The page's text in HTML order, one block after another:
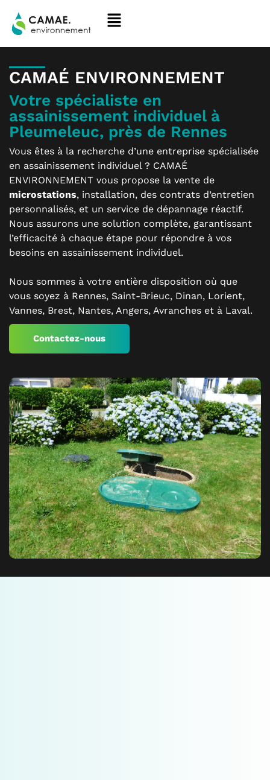
CAMAÉ ENVIRONNEMENT
Votre spécialiste en
assainissement individuel à
Pleumeleuc, près de Rennes
Vous êtes à la recherche d’une entreprise spécialisée
en assainissement individuel ? CAMAÉ
ENVIRONNEMENT vous propose la vente de
microstations, installation, des contrats d’entretien
personnalisés, et un service de dépannage réactif.
Nous assurons une solution complète, garantissant
l’efficacité à chaque étape pour répondre à vos
besoins en assainissement individuel.
Nous sommes à votre entière disposition où que
vous soyez à Rennes, Saint-Brieuc, Dinan, Lorient,
Vannes, Brest, Nantes, Angers, Avranches et à Laval.
Contactez-nous